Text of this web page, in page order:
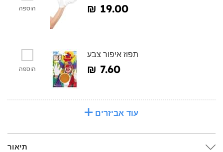
הוספה ₪‎ 19.00
הוספה
תפוז איפור צבע
₪‎ 7.60
עוד אביזרים
תיאור